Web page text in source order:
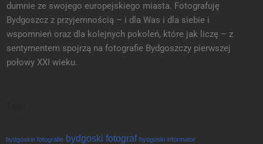
dumnie ze swojego europejskiego miasta. Fotografuję
Bydgoszcz z przyjemnością – i dla Was i dla siebie i
wspomnień oraz dla kolejnych pokoleń, które jak liczę – z
sentymentem spojrzą na fotografie Bydgoszczy pierwszej
połowy XXI wieku.
bydgoskie fotografie bydgoski fotograf bydgoski informator